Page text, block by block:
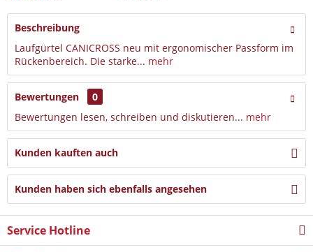
Beschreibung
Laufgürtel CANICROSS neu mit ergonomischer Passform im
Rückenbereich. Die starke... mehr
Bewertungen
0
Bewertungen lesen, schreiben und diskutieren... mehr
Kunden kauften auch
Kunden haben sich ebenfalls angesehen
Service Hotline